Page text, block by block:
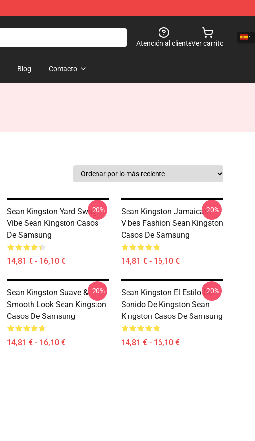
Atención al clienteVer carrito
Blog Contacto
Sean Kingston Yard Swag
Vibe Sean Kingston Casos
De Samsung
14,81 € - 16,10 €
-20%
Sean Kingston Jamaican
Vibes Fashion Sean Kingston
Casos De Samsung
14,81 € - 16,10 €
-20%
Sean Kingston Suave &
Smooth Look Sean Kingston
Casos De Samsung
14,81 € - 16,10 €
-20%
Sean Kingston El Estilo De
Sonido De Kingston Sean
Kingston Casos De Samsung
14,81 € - 16,10 €
-20%